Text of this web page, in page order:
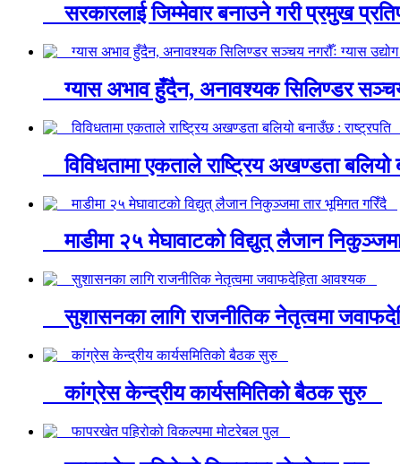
सरकारलाई जिम्मेवार बनाउने गरी प्रमुख
ग्यास अभाव हुँदैन, अनावश्यक सिलिण्डर
विविधतामा एकताले राष्ट्रिय अखण्डता बलियो
माडीमा २५ मेघावाटको विद्युत् लैजान
सुशासनका लागि राजनीतिक नेतृत्वमा
कांग्रेस केन्द्रीय कार्यसमितिको बैठक सुरु